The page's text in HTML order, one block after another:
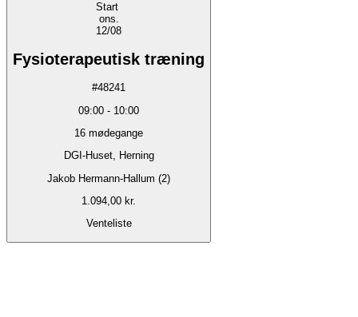
Start
ons.
12/08
Fysioterapeutisk træning
#48241
09:00 - 10:00
16 mødegange
DGI-Huset, Herning
Jakob Hermann-Hallum (2)
1.094,00 kr.
Venteliste